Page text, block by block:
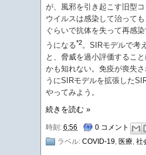
が、風邪を引き起こす旧型コ
ウイルスは感染して治って
ぐらいで抗体を失って再感染
うになる*2。SIRモデルで考
と、脅威を過小評価するこ
かも知れない。免疫が喪失さ
うにSIRモデルを拡張した
やってみよう。
続きを読む »
時刻: 6:56
0 コメント
ラベル: COVID-19, 医療, 社